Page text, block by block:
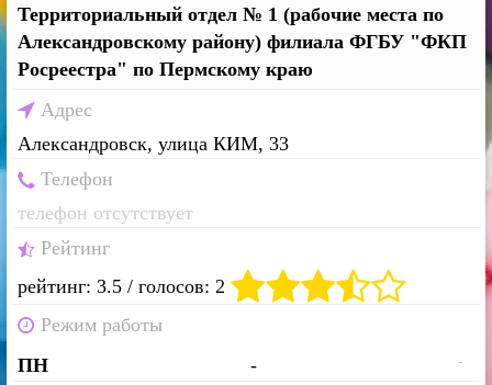
Территориальный отдел № 1 (рабочие места по
Александровскому району) филиала ФГБУ "ФКП
Росреестра" по Пермскому краю
Адрес
Александровск, улица КИМ, 33
Телефон
телефон отсутствует
Рейтинг
рейтинг: 3.5 / голосов: 2
Режим работы
ПН
- -